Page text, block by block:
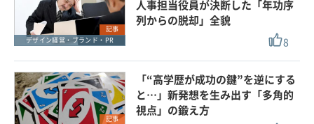
記事
デザイン経営・ブランド・PR
人事担当役員が決断した「年功序
列からの脱却」全貌
8
記事
「“高学歴が成功の鍵”を逆にする
と…」新発想を生み出す「多角的
視点」の鍛え方